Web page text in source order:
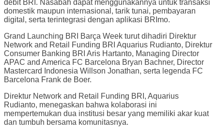
debit BRI. Nasabah dapat menggunakannya untuk transaksi
domestik maupun internasional, tarik tunai, pembayaran
digital, serta terintegrasi dengan aplikasi BRImo.
Grand Launching BRI Barça Week turut dihadiri Direktur
Network and Retail Funding BRI Aquarius Rudianto, Direktur
Consumer Banking BRI Aris Hartanto, Managing Director
APAC and America FC Barcelona Bryan Bachner, Director
Mastercard Indonesia Willson Jonathan, serta legenda FC
Barcelona Frank de Boer.
Direktur Network and Retail Funding BRI, Aquarius
Rudianto, menegaskan bahwa kolaborasi ini
mempertemukan dua institusi besar yang memiliki akar kuat
dan tumbuh bersama komunitasnya.